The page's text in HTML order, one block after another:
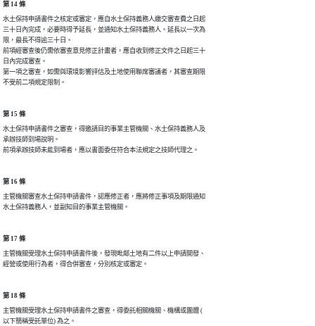
第 14 條
水土保持申請書件之核定或審定，應自水土保持義務人繳交審查費之日起
三十日內完成，必要時得予延長，並通知水土保持義務人。延長以一次為
限，最長不得逾三十日。
前項經審查後仍需依審查意見修正計畫者，應自收到修正文件之日起三十
日內完成審查。
第一項之審查，如需與環境影響評估及土地使用聯席審議者，其審查期限
不受前二項規定限制。
第 15 條
水土保持申請書件之審查，得邀請目的事業主管機關、水土保持義務人及
承辦技師到場說明。
前項承辦技師未能到場者，應以書面委任符合本法規定之技師代理之。
第 16 條
主管機關審查水土保持申請書件，認應修正者，應將修正事項及期限通知
水土保持義務人，並副知目的事業主管機關。
第 17 條
主管機關受理水土保持申請書件後，發現毗鄰土地有二件以上申請開發、
經營或使用行為者，得合併審查，分別核定或審定。
第 18 條
主管機關受理水土保持申請書件之審查，得委託相關機關、機構或團體 (
以下簡稱受託單位) 為之。